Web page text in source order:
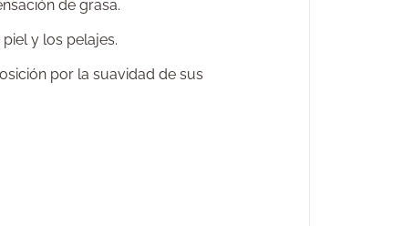
de grasa.
y los pelajes.
por la suavidad de sus